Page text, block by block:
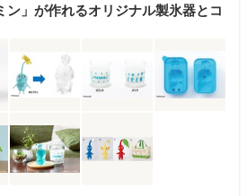
ン」が作れるオリジナル製氷器とコ